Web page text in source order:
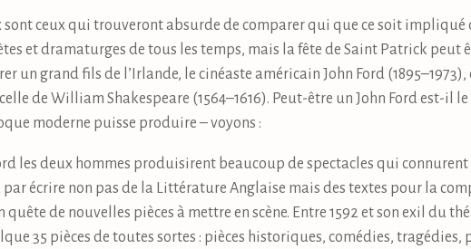
sont ceux qui trouveront absurde de comparer qui que ce soit impliqué
et dramaturges de tous les temps, mais la fête de Saint Patrick
un grand fils de l’Irlande, le cinéaste américain John Ford
de William Shakespeare (1564–1616). Peut-être un John Ford est-il
moderne puisse produire – voyons :
les deux hommes produisirent beaucoup de spectacles qui
par écrire non pas de la Littérature Anglaise mais des textes pour la
quête de nouvelles pièces à mettre en scène. Entre 1592 et son exil du
35 pièces de toutes sortes : pièces historiques, comédies,